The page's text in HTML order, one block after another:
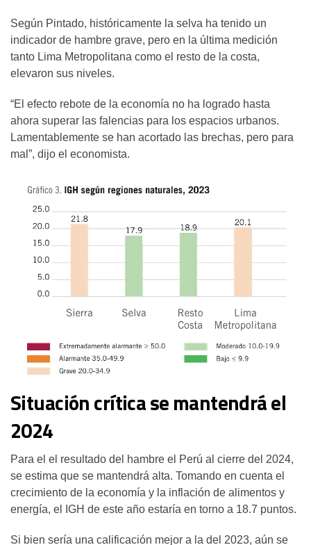
Según Pintado, históricamente la selva ha tenido un
indicador de hambre grave, pero en la última medición
tanto Lima Metropolitana como el resto de la costa,
elevaron sus niveles.
“El efecto rebote de la economía no ha logrado hasta
ahora superar las falencias para los espacios urbanos.
Lamentablemente se han acortado las brechas, pero para
mal”, dijo el economista.
Situación crítica se mantendrá el
2024
Para el el resultado del hambre el Perú al cierre del 2024,
se estima que se mantendrá alta. Tomando en cuenta el
crecimiento de la economía y la inflación de alimentos y
energía, el IGH de este año estaría en torno a 18.7 puntos.
Si bien sería una calificación mejor a la del 2023, aún se